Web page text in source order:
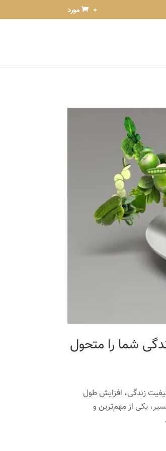
0 مورد
شما را متحول
زندگی، افزایش طول
یکی از مهم‌ترین و